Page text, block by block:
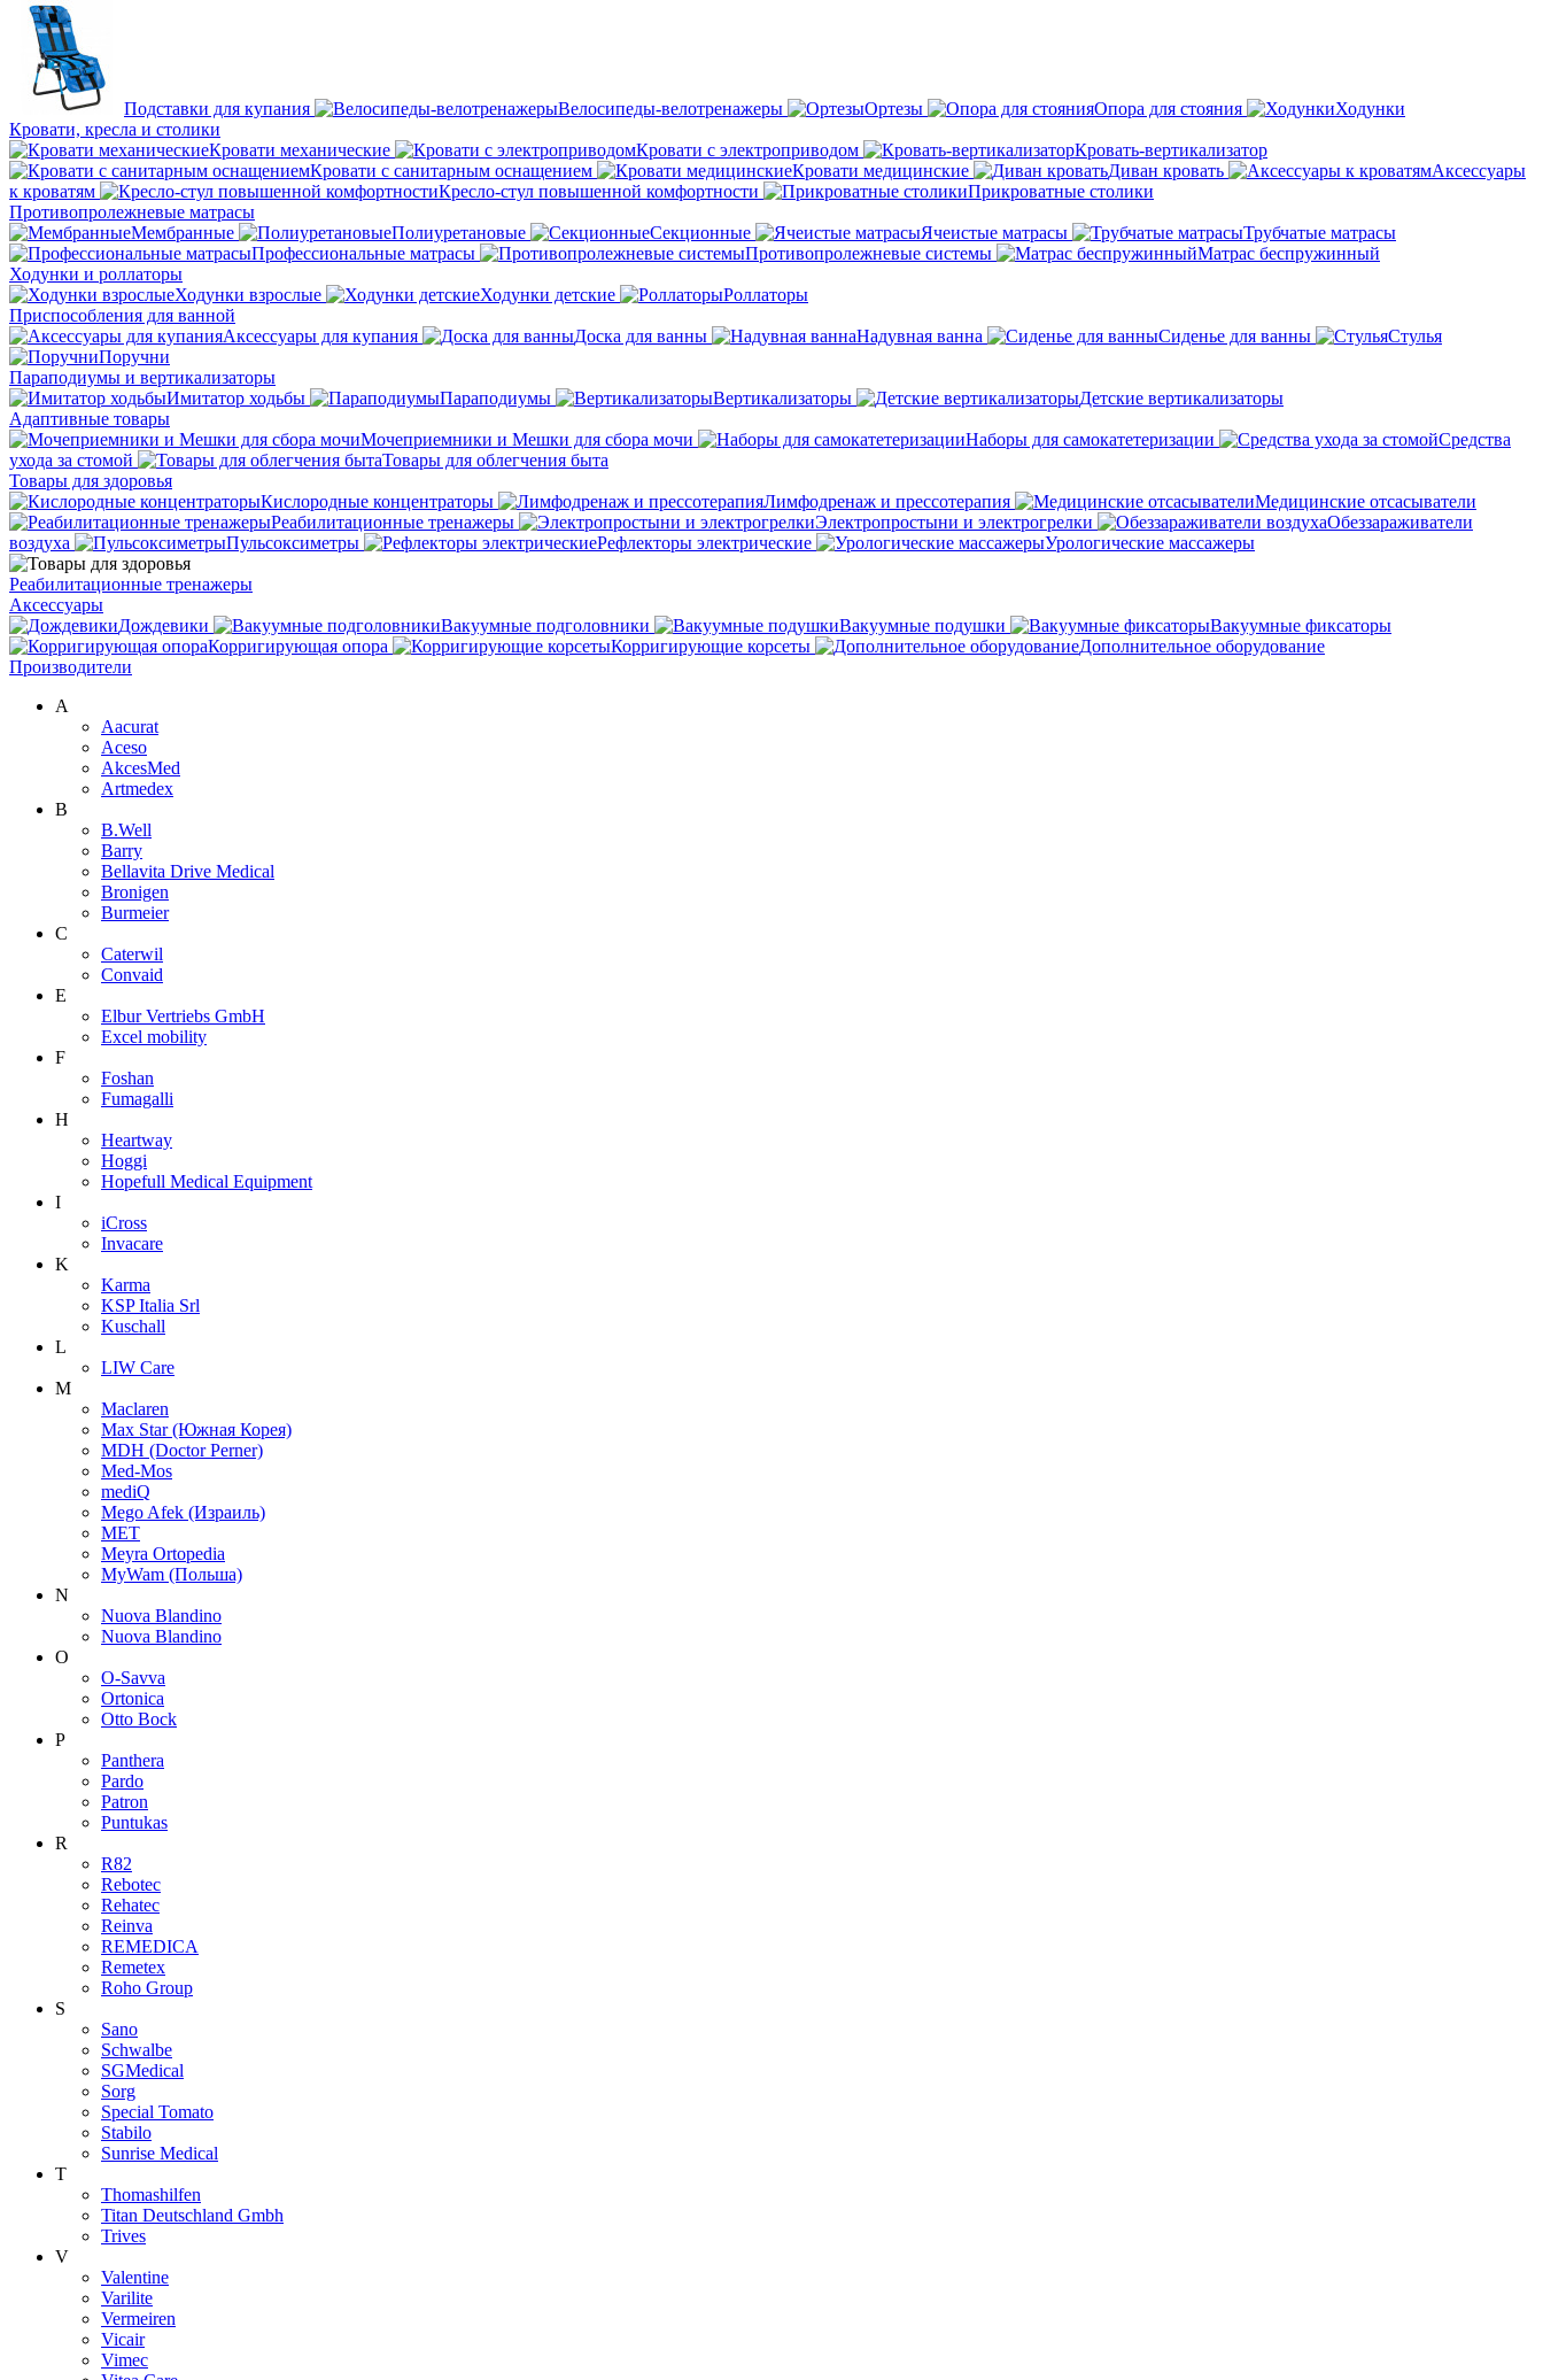
Подставки для купания Велосипеды-велотренажеры Ортезы Опора для стояния
Ходунки
Кровати, кресла и столики
Кровати механические
Кровати с электроприводом
Кровать-вертикализатор
Кровати с санитарным оснащением
Кровати медицинские Диван кровать
Аксессуары
к кроватям
Кресло-стул повышенной комфортности
Прикроватные столики
Противопролежневые матрасы
Мембранные
Полиуретановые Секционные Ячеистые матрасы
Трубчатые матрасы
Профессиональные матрасы
Противопролежневые системы
Матрас беспружинный
Ходунки и роллаторы
Ходунки взрослые
Ходунки детские
Роллаторы
Приспособления для ванной
Аксессуары для купания
Доска для ванны Надувная ванна Сиденье для ванны
Стулья
Поручни
Параподиумы и вертикализаторы
Имитатор ходьбы
Параподиумы Вертикализаторы
Детские вертикализаторы
Адаптивные товары
Мочеприемники и Мешки для сбора мочи
Наборы для самокатетеризации
Средства
ухода за стомой
Товары для облегчения быта
Товары для здоровья
Кислородные концентраторы
Лимфодренаж и прессотерапия
Медицинские отсасыватели
Реабилитационные тренажеры
Электропростыни и электрогрелки
Обеззараживатели
воздуха
Пульсоксиметры Рефлекторы электрические Урологические массажеры
Реабилитационные тренажеры
Аксессуары
Дождевики
Вакуумные подголовники Вакуумные подушки
Вакуумные фиксаторы
Корригирующая опора
Корригирующие корсеты
Дополнительное оборудование
Производители
A
Aacurat
Aceso
AkcesMed
Artmedex
B
B.Well
Barry
Bellavita Drive Medical
Bronigen
Burmeier
C
Caterwil
Convaid
E
Elbur Vertriebs GmbH
Excel mobility
F
Foshan
Fumagalli
H
Heartway
Hoggi
Hopefull Medical Equipment
I
iCross
Invacare
K
Karma
KSP Italia Srl
Kuschall
L
LIW Care
M
Maclaren
Max Star (Южная Корея)
MDH (Doctor Perner)
Med-Mos
mediQ
Mego Afek (Израиль)
MET
Meyra Ortopedia
MyWam (Польша)
N
Nuova Blandino
Nuova Blandino
O
O-Savva
Ortonica
Otto Bock
P
Panthera
Pardo
Patron
Puntukas
R
R82
Rebotec
Rehatec
Reinva
REMEDICA
Remetex
Roho Group
S
Sano
Schwalbe
SGMedical
Sorg
Special Tomato
Stabilo
Sunrise Medical
T
Thomashilfen
Titan Deutschland Gmbh
Trives
V
Valentine
Varilite
Vermeiren
Vicair
Vimec